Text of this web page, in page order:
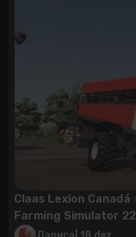
Claas Lexion Canadá
Farming Simulator 22